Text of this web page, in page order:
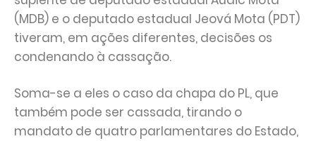
(MDB) e o deputado estadual Jeová Mota (PDT)
tiveram, em ações diferentes, decisões os
condenando à cassação.
Soma-se a eles o caso da chapa do PL, que
também pode ser cassada, tirando o
mandato de quatro parlamentares do Estado,